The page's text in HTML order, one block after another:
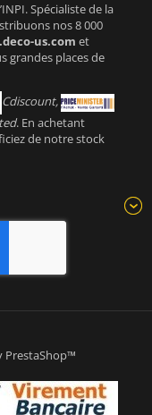
Spécialiste de la
nos 8 000
us.com et
grandes places de
Cdiscount,
. En achetant
de notre stock
PrestaShop™